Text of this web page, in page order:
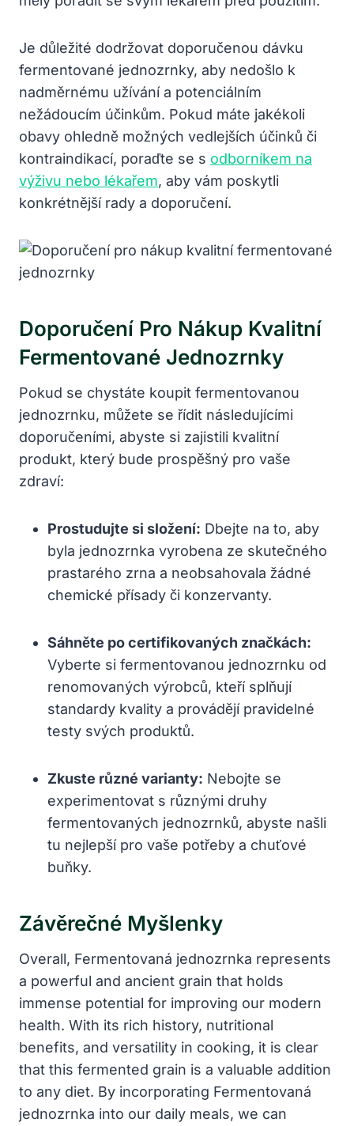
Je důležité dodržovat doporučenou dávku
fermentované jednozrnky, aby nedošlo k
nadměrnému užívání a potenciálním
nežádoucím účinkům. Pokud máte jakékoli
obavy ohledně možných vedlejších účinků či
kontraindikací, poraďte se s odborníkem na
výživu nebo lékařem, aby vám poskytli
konkrétnější rady a doporučení.
Doporučení Pro Nákup Kvalitní
Fermentované Jednozrnky
Pokud se chystáte koupit fermentovanou
jednozrnku, můžete se řídit následujícími
doporučeními, abyste si zajistili kvalitní
produkt, který bude prospěšný pro vaše
zdraví:
Prostudujte si složení: Dbejte na to, aby
byla jednozrnka vyrobena ze skutečného
prastarého zrna a neobsahovala žádné
chemické přísady či konzervanty.
Sáhněte po certifikovaných značkách:
Vyberte si fermentovanou jednozrnku od
renomovaných výrobců, kteří splňují
standardy kvality a provádějí pravidelné
testy svých produktů.
Zkuste různé varianty: Nebojte se
experimentovat s různými druhy
fermentovaných jednozrnků, abyste našli
tu nejlepší pro vaše potřeby a chuťové
buňky.
Závěrečné Myšlenky
Overall, Fermentovaná jednozrnka represents
a powerful and ancient grain that holds
immense potential for improving our modern
health. With its rich history, nutritional
benefits, and versatility in cooking, it is clear
that this fermented grain is a valuable addition
to any diet. By incorporating Fermentovaná
jednozrnka into our daily meals, we can